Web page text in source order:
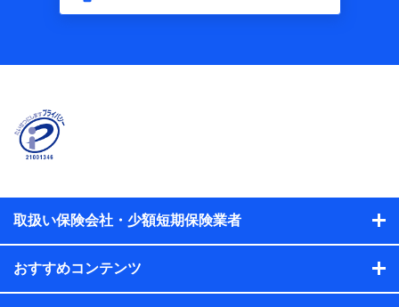
【共同して利用する者の範囲】
株式会社NTTドコモ
当社又は株式会社NTTドコモが提供する保険関連サービスに
おけるユーザ登録受付および管理のため
当社又は株式会社NTTドコモと取引のあるもしくは委託を受
れらに付帯、関連する当社、株式会社NTTドコモおよび提携
会社のサービスを案内、提供するため
析して、お客さまの趣味・嗜好・傾向に応じたサービス・商
取扱い保険会社・少額短期保険業者
おすすめコンテンツ